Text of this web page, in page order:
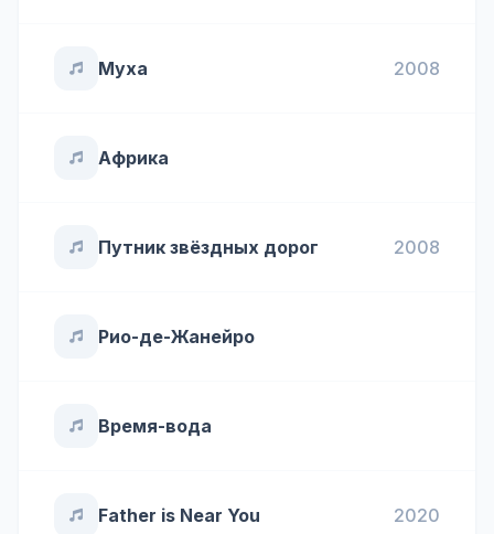
Муха 2008
Африка
Путник звёздных дорог 2008
Рио-де-Жанейро
Время-вода
Father is Near You 2020